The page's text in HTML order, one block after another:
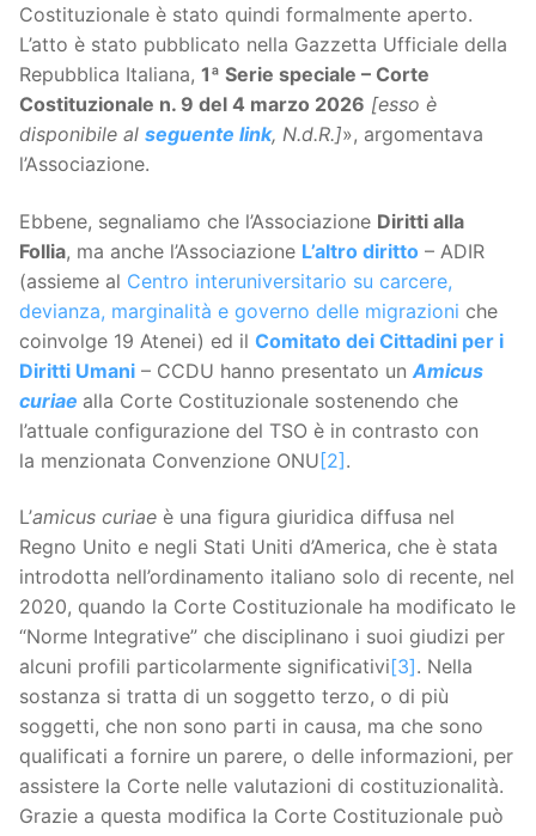
Costituzionale è stato quindi formalmente aperto.
L’atto è stato pubblicato nella Gazzetta Ufficiale della
Repubblica Italiana, 1ª Serie speciale – Corte
Costituzionale n. 9 del 4 marzo 2026 [esso è
disponibile al seguente link, N.d.R.]», argomentava
l’Associazione.
Ebbene, segnaliamo che l’Associazione Diritti alla
Follia, ma anche l’Associazione L’altro diritto – ADIR
(assieme al Centro interuniversitario su carcere,
devianza, marginalità e governo delle migrazioni che
coinvolge 19 Atenei) ed il Comitato dei Cittadini per i
Diritti Umani – CCDU hanno presentato un Amicus
curiae alla Corte Costituzionale sostenendo che
l’attuale configurazione del TSO è in contrasto con
la menzionata Convenzione ONU[2].
L’amicus curiae è una figura giuridica diffusa nel
Regno Unito e negli Stati Uniti d’America, che è stata
introdotta nell’ordinamento italiano solo di recente, nel
2020, quando la Corte Costituzionale ha modificato le
“Norme Integrative” che disciplinano i suoi giudizi per
alcuni profili particolarmente significativi[3]. Nella
sostanza si tratta di un soggetto terzo, o di più
soggetti, che non sono parti in causa, ma che sono
qualificati a fornire un parere, o delle informazioni, per
assistere la Corte nelle valutazioni di costituzionalità.
Grazie a questa modifica la Corte Costituzionale può